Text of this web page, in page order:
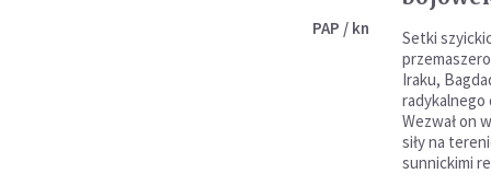
PAP / kn
Setki
Iraku,
radykalnego
Wezwał on
siły na
sunnickimi